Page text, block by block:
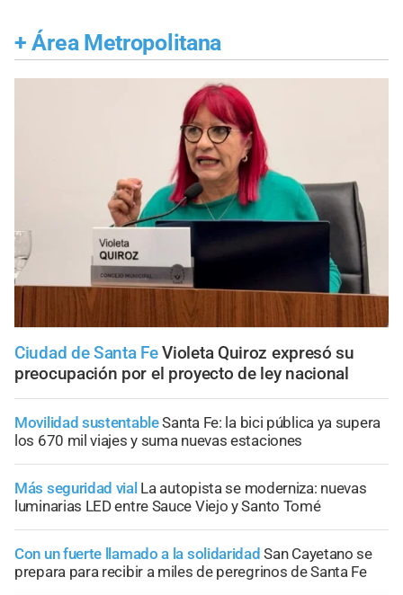
+ Área Metropolitana
Ciudad de Santa Fe Violeta Quiroz expresó su
preocupación por el proyecto de ley nacional
Movilidad sustentableSanta Fe: la bici pública ya supera
los 670 mil viajes y suma nuevas estaciones
Más seguridad vial La autopista se moderniza: nuevas
luminarias LED entre Sauce Viejo y Santo Tomé
Con un fuerte llamado a la solidaridad San Cayetano se
prepara para recibir a miles de peregrinos de Santa Fe